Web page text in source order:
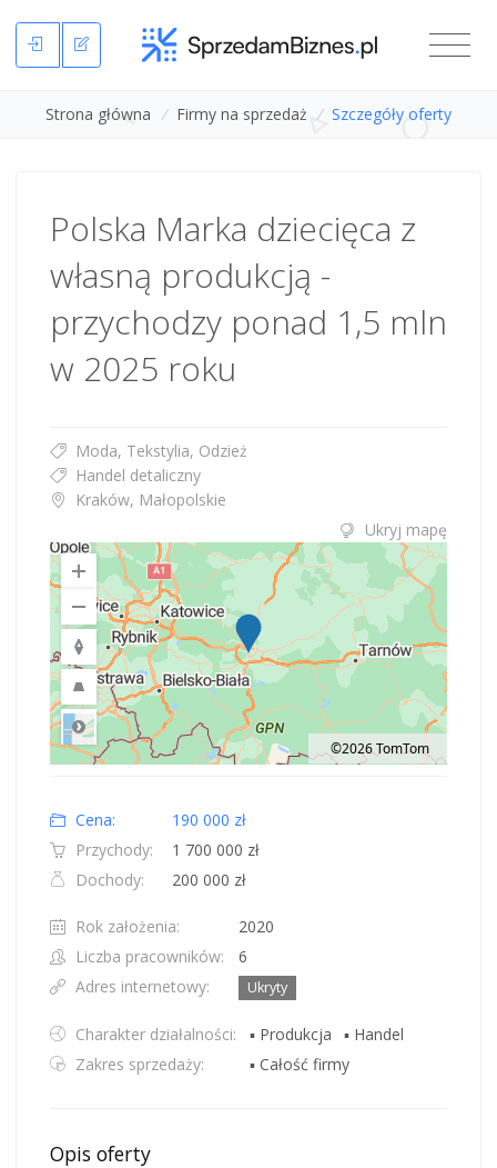
Strona główna / Firmy na sprzedaż / Szczegóły oferty
Polska Marka dziecięca z
własną produkcją -
przychodzy ponad 1,5 mln
w 2025 roku
Moda, Tekstylia, Odzież
Handel detaliczny
Kraków, Małopolskie
Ukryj mapę
Road
©2026 TomTom
Cena:
190 000 zł
Przychody:
1 700 000 zł
Dochody:
200 000 zł
Rok założenia:
2020
Liczba pracowników:
6
Adres internetowy:
Ukryty
Charakter działalności: ▪ Produkcja
▪ Handel
Zakres sprzedaży:
▪ Całość firmy
Opis oferty